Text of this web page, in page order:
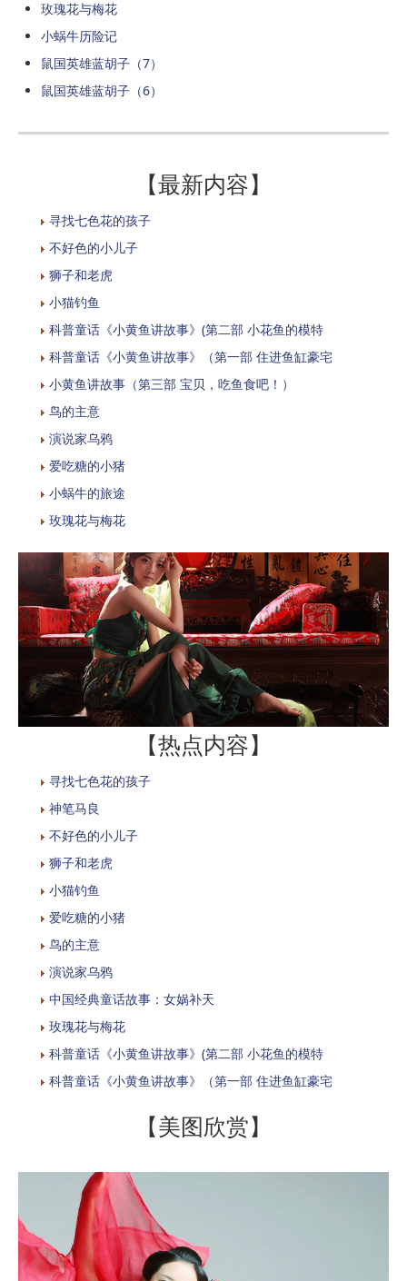
玫瑰花与梅花
小蜗牛历险记
鼠国英雄蓝胡子（7）
鼠国英雄蓝胡子（6）
【最新内容】
寻找七色花的孩子
不好色的小儿子
狮子和老虎
小猫钓鱼
科普童话《小黄鱼讲故事》(第二部 小花鱼的模特
科普童话《小黄鱼讲故事》（第一部 住进鱼缸豪宅
小黄鱼讲故事（第三部 宝贝，吃鱼食吧！）
鸟的主意
演说家乌鸦
爱吃糖的小猪
小蜗牛的旅途
玫瑰花与梅花
【热点内容】
寻找七色花的孩子
神笔马良
不好色的小儿子
狮子和老虎
小猫钓鱼
爱吃糖的小猪
鸟的主意
演说家乌鸦
中国经典童话故事：女娲补天
玫瑰花与梅花
科普童话《小黄鱼讲故事》(第二部 小花鱼的模特
科普童话《小黄鱼讲故事》（第一部 住进鱼缸豪宅
【美图欣赏】